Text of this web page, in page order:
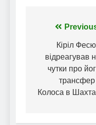
Навігація
записів
Кіріл
відреагував
чутки про
трансфер
Колоса в